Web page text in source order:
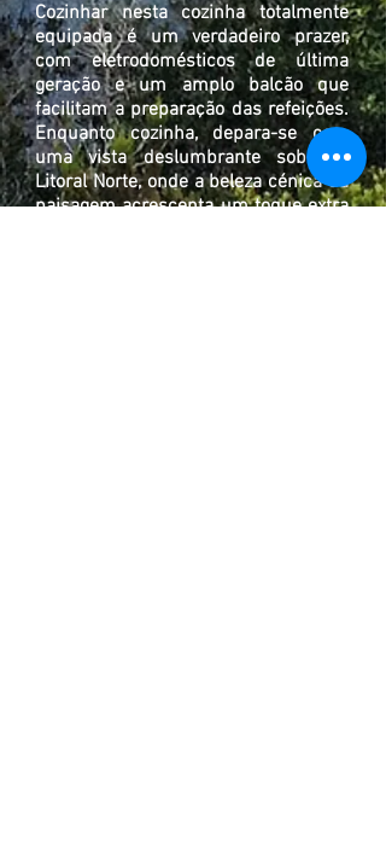
Cozinhar nesta cozinha totalmente
equipada é um verdadeiro prazer,
com eletrodomésticos de última
geração e um amplo balcão que
facilitam a preparação das refeições.
Enquanto cozinha, depara-se com
uma vista deslumbrante sobre o
Litoral Norte, onde a beleza cénica da
paisagem acrescenta um toque extra